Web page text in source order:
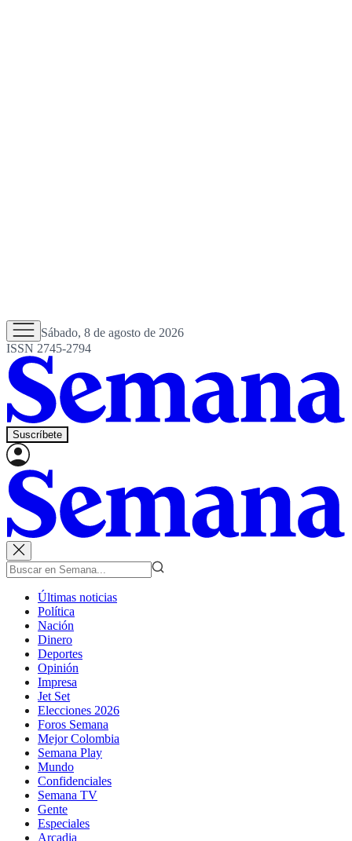
Sábado, 8 de agosto de 2026
ISSN 2745-2794
Suscríbete
Últimas noticias
Política
Nación
Dinero
Deportes
Opinión
Impresa
Jet Set
Elecciones 2026
Foros Semana
Mejor Colombia
Semana Play
Mundo
Confidenciales
Semana TV
Gente
Especiales
Arcadia